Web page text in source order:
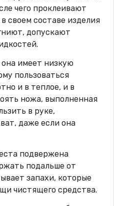
чего проклеивают
своем составе изделия
допускают
имеет низкую
пользоваться
и в теплое, и в
ножа, выполненная
в руке,
даже если она
подвержена
подальше от
запахи, которые
чистящего средства.